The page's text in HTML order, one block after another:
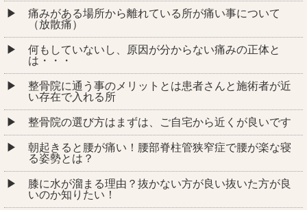
痛みがある場所から離れている所が痛い事について
（放散痛）
何もしていないし、原因が分からない痛みの正体と
は・・・
整骨院に通う事のメリットとは患者さんと施術者が近
い存在で入れる所
整骨院の選び方はまずは、ご自宅から近くが良いです
朝起きると腰が痛い！腰部脊柱管狭窄症で腰が楽な寝
る姿勢とは？
膝に水が溜まる理由？抜かない方が良い抜いた方が良
いのか知りたい！